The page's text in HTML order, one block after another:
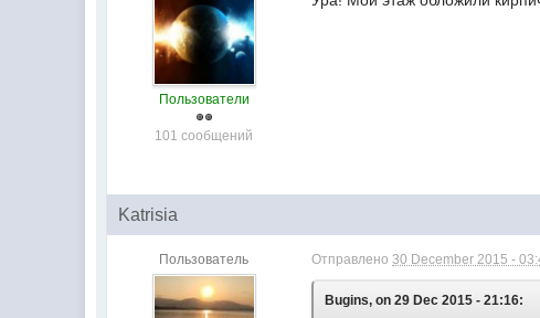
Пользователи
101 сообщений
Katrisia
Пользователь Отправлено30 December 2015 -
Bugins, on 29 Dec 2015 - 21:16: